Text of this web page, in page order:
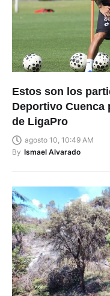
Estos son los
Deportivo Cuenca
de LigaPro
agosto 10, 10:49 AM
By Ismael Alvarado